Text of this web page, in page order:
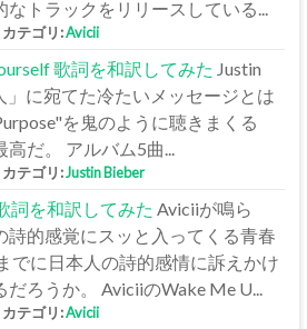
なトラックをリリースしている...
カテゴリ:Avicii
歌詞を和訳してみた Justin
」に宛てた冷たいメッセージとは
を鬼のように聴きまくる
だ。 アルバム5曲...
カテゴリ:Justin Bieber
詞を和訳してみた Aviciiが鳴ら
詩的感覚にスッと入ってくる青春
でに日本人の詩的感情に訴えかけ
ろうか。 AviciiのWake Me U...
カテゴリ:Avicii